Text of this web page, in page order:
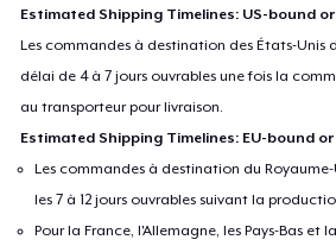
Estimated Shipping Timelines: US-bound
Les commandes à destination des États-Unis
délai de 4 à 7 jours ouvrables une fois la
au transporteur pour livraison.
Estimated Shipping Timelines: EU-bound
Les commandes à destination du
les 7 à 12 jours ouvrables suivant la
Pour la France, l'Allemagne, les Pays-Bas et